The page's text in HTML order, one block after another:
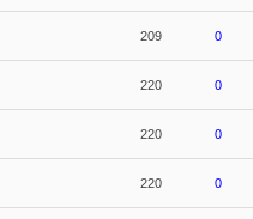
209 0
220 0
220 0
220 0